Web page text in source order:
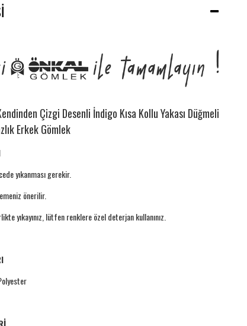
Çizgi Desenli İndigo Kısa Kollu Yakası Düğmeli
Erkek Gömlek
yıkanması gerekir.
önerilir.
yıkayınız, lütfen renklere özel deterjan kullanınız.